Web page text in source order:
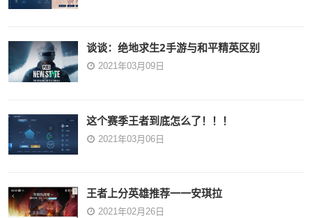
谈谈：绝地求生2手游与和平精英区别
2021年03月09日
这个赛季王者到底怎么了！！！
2021年03月06日
王者上分英雄推荐一一安琪拉
2021年02月26日